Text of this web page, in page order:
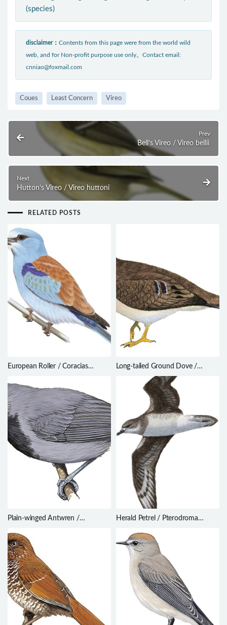
(species)
disclaimer： Contents from this page were from the world wild
web, and for Non-profit purpose use only。Contact email:
cnniao@foxmail.com
Coues Least Concern Vireo
Prev
Bell’s Vireo / Vireo bellii
Next
Hutton’s Vireo / Vireo huttoni
RELATED POSTS
European Roller / Coracias
Long-tailed Ground Dove /
Uropelia campestris
Plain-winged Antwren /
Herald Petrel / Pterodroma